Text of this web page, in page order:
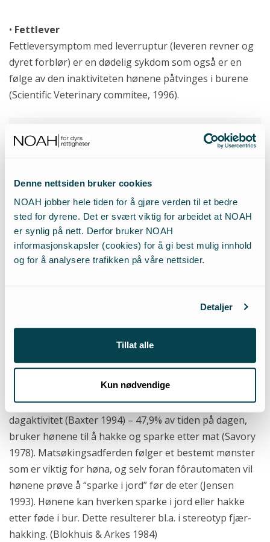
Denne nettsiden bruker cookies
NOAH jobber hele tiden for å gjøre verden til et bedre
sted for dyrene. Det er svært viktig for arbeidet at NOAH
er synlig på nett. Derfor bruker NOAH
informasjonskapsler (cookies) for å gi best mulig innhold
og for å analysere trafikken på våre nettsider.
Detaljer
Tillat alle
Kun nødvendige
• Fettlever
Fettleversymptom med leverruptur (leveren revner og
dyret forblør) er en dødelig sykdom som også er en
følge av den inaktiviteten hønene påtvinges i burene
(Scientific Veterinary commitee, 1996).
Trangt om plasser for høner i berikede bur.
Sosial belastning ved plassmangel
Høner som lever tett, viser ofte aggressiv adferd som
fjørhakking, da hønas individualdistanse på ingen måte
kan respekteres i et bur. Å tvinge høner til å leve
konstant tett inntil hverandre , slik man gjør med
normale adferdsuttrykk som f.eks. aggresjon ved for
men er frarøvet muligheten til å uttrykke at noe er galt.
Manglende mulighet til matsøkingsadferd
Leting etter mat utgjør mye av hønas normale
dagaktivitet (Baxter 1994) – 47,9% av tiden på dagen,
bruker hønene til å hakke og sparke etter mat (Savory
1978). Matsøkingsadferden følger et bestemt mønster
som er viktig for høna, og selv foran fôrautomaten vil
hønene prøve å “sparke i jord” før de eter (Jensen
1993). Hønene kan hverken sparke i jord eller hakke
etter føde i bur. Dette resulterer bl.a. i stereotyp fjær-
hakking. (Blokhuis & Arkes 1984)